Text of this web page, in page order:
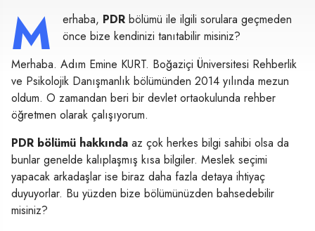
M erhaba, PDR bölümü ile ilgili sorulara geçmeden
önce bize kendinizi tanıtabilir misiniz?
Merhaba. Adım Emine KURT. Boğaziçi Üniversitesi Rehberlik
ve Psikolojik Danışmanlık bölümünden 2014 yılında mezun
oldum. O zamandan beri bir devlet ortaokulunda rehber
öğretmen olarak çalışıyorum.
PDR bölümü hakkında az çok herkes bilgi sahibi olsa da
bunlar genelde kalıplaşmış kısa bilgiler. Meslek seçimi
yapacak arkadaşlar ise biraz daha fazla detaya ihtiyaç
duyuyorlar. Bu yüzden bize bölümünüzden bahsedebilir
misiniz?